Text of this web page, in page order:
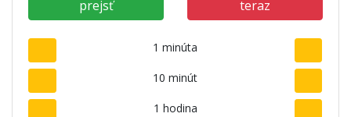
prejsť teraz
1 minúta
10 minút
1 hodina